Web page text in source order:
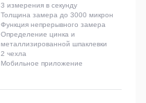
3 измерения в секунду
Толщина замера до 3000 микрон
Функция непрерывного замера
Определение цинка и
металлизированной шпаклевки
2 чехла
Мобильное приложение